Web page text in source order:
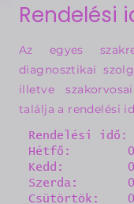
Rendelési
Az egyes
diagnosztikai
illetve
találja a rendelési
Rendelési idő:
Hétfő:
Kedd:
Szerda:
Csütörtök: